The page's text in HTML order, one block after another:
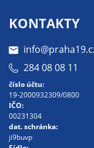
KONTAKTY
284 08 08 11
číslo účtu:
19-2000932309/0800
IČO:
00231304
dat. schránka:
ji9buvp